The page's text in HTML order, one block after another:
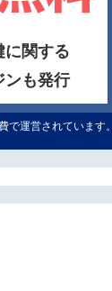
に関する
ンも発行
運営されています。